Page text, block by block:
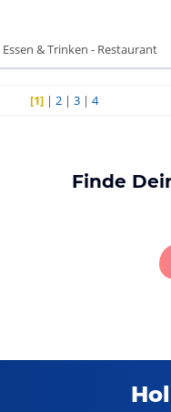
Essen & Trinken - Restaurant
[1] |2 |3 |4
Finde